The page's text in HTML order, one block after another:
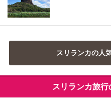
スリランカの人
スリランカ旅行